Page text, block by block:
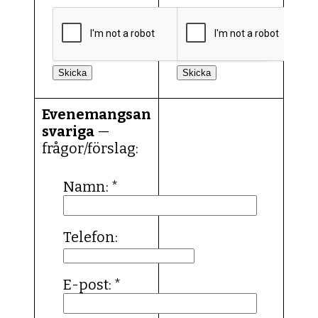
Skicka Skicka
Evenemangsan
svariga —
frågor/förslag:
Namn: *
M
e
d
d
e
Telefon:
E-post: *